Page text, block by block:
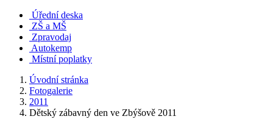
Úřední deska
ZŠ a MŠ
Zpravodaj
Autokemp
Místní poplatky
Úvodní stránka
Fotogalerie
2011
Dětský zábavný den ve Zbýšově 2011